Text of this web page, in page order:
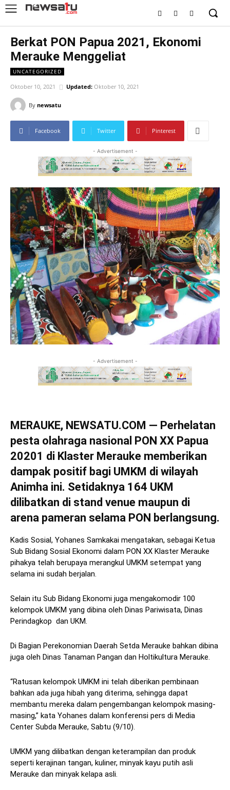
Berkat PON Papua 2021, Ekonomi
Merauke Menggeliat
UNCATEGORIZED
Oktober 10, 2021 Updated: Oktober 10, 2021
By newsatu
Facebook Twitter Pinterest
- Advertisement -
- Advertisement -
MERAUKE, NEWSATU.COM — Perhelatan
pesta olahraga nasional PON XX Papua
20201 di Klaster Merauke memberikan
dampak positif bagi UMKM di wilayah
Animha ini. Setidaknya 164 UKM
dilibatkan di stand venue maupun di
arena pameran selama PON berlangsung.
Kadis Sosial, Yohanes Samkakai mengatakan, sebagai Ketua
Sub Bidang Sosial Ekonomi dalam PON XX Klaster Merauke
pihakya telah berupaya merangkul UMKM setempat yang
selama ini sudah berjalan.
Selain itu Sub Bidang Ekonomi juga mengakomodir 100
kelompok UMKM yang dibina oleh Dinas Pariwisata, Dinas
Perindagkop dan UKM.
Di Bagian Perekonomian Daerah Setda Merauke bahkan dibina
juga oleh Dinas Tanaman Pangan dan Holtikultura Merauke.
“Ratusan kelompok UMKM ini telah diberikan pembinaan
bahkan ada juga hibah yang diterima, sehingga dapat
membantu mereka dalam pengembangan kelompok masing-
masing,” kata Yohanes dalam konferensi pers di Media
Center Subda Merauke, Sabtu (9/10).
UMKM yang dilibatkan dengan keterampilan dan produk
seperti kerajinan tangan, kuliner, minyak kayu putih asli
Merauke dan minyak kelapa asli.